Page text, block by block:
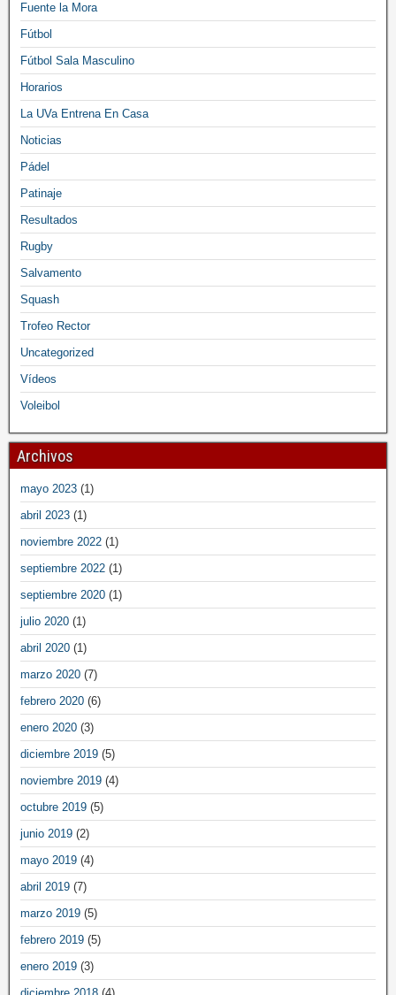
Fuente la Mora
Fútbol
Fútbol Sala Masculino
Horarios
La UVa Entrena En Casa
Noticias
Pádel
Patinaje
Resultados
Rugby
Salvamento
Squash
Trofeo Rector
Uncategorized
Vídeos
Voleibol
Archivos
mayo 2023 (1)
abril 2023 (1)
noviembre 2022 (1)
septiembre 2022 (1)
septiembre 2020 (1)
julio 2020 (1)
abril 2020 (1)
marzo 2020 (7)
febrero 2020 (6)
enero 2020 (3)
diciembre 2019 (5)
noviembre 2019 (4)
octubre 2019 (5)
junio 2019 (2)
mayo 2019 (4)
abril 2019 (7)
marzo 2019 (5)
febrero 2019 (5)
enero 2019 (3)